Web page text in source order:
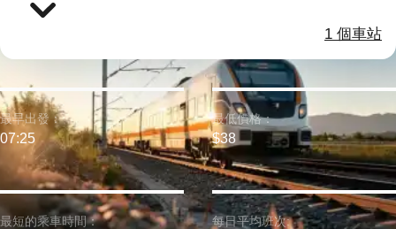
1 個車站
最短的乘車時間：
最早出發：
07:25
最低價格：
$38
每日平均班次: